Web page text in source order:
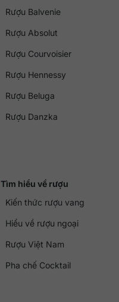
Rượu Balvenie
Rượu Absolut
Rượu Courvoisier
Rượu Hennessy
Rượu Beluga
Rượu Danzka
Tìm hiểu về rượu
Kiến thức rượu vang
Hiểu về rượu ngoại
Rượu Việt Nam
Pha chế Cocktail